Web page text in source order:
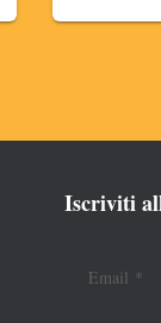
Iscriviti
Email *